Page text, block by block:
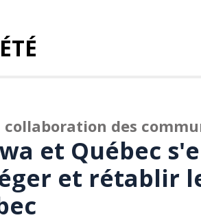
collaboration des
et Québec
et rétablir